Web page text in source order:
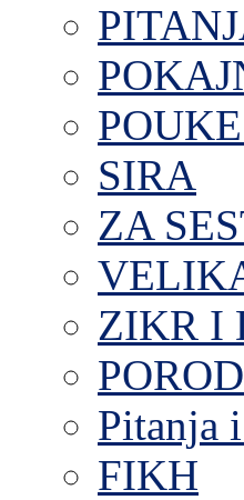
SIRA
ZA
ZIKR I
Pitanja
FIKH